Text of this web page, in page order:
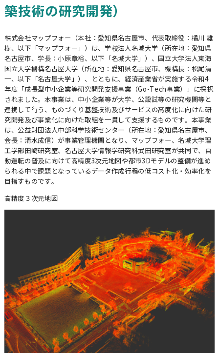
JAPANESE ENGLISH
築技術の研究開発）
株式会社マップフォー（本社：愛知県名古屋市、代表取締役：橘川 雄
樹、以下「マップフォー」）は、学校法人名城大学（所在地：愛知県
名古屋市、学長：小原章裕、以下「名城大学」）、国立大学法人東海
国立大学機構名古屋大学（所在地：愛知県名古屋市、機構長：松尾清
一、以下「名古屋大学」）、とともに、経済産業省が実施する令和4
年度「成長型中小企業等研究開発支援事業（Go-Tech事業）」に採択
されました。本事業は、中小企業等が大学、公設試等の研究機関等と
連携して行う、ものづくり基盤技術及びサービスの高度化に向けた研
究開発及び事業化に向けた取組を一貫して支援するものです。本事業
は、公益財団法人中部科学技術センター（所在地：愛知県名古屋市、
会長：清水成信）が事業管理機関となり、マップフォー、名城大学理
工学部田崎研究室、名古屋大学情報学研究科武田研究室が共同で、自
動運転の普及に向けて高精度3次元地図や都市3Dモデルの整備が進め
られる中で課題となっているデータ作成行程の低コスト化・効率化を
目指すものです。
高精度３次元地図